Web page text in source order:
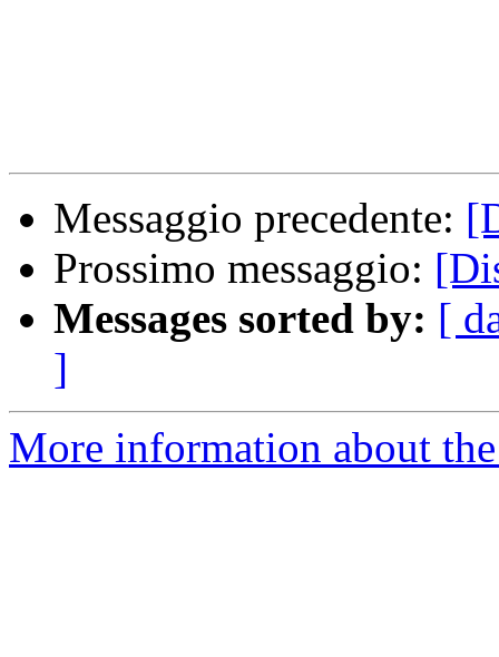
Messaggio precedente:
Prossimo messaggio:
Messages sorted by: [
]
More information about